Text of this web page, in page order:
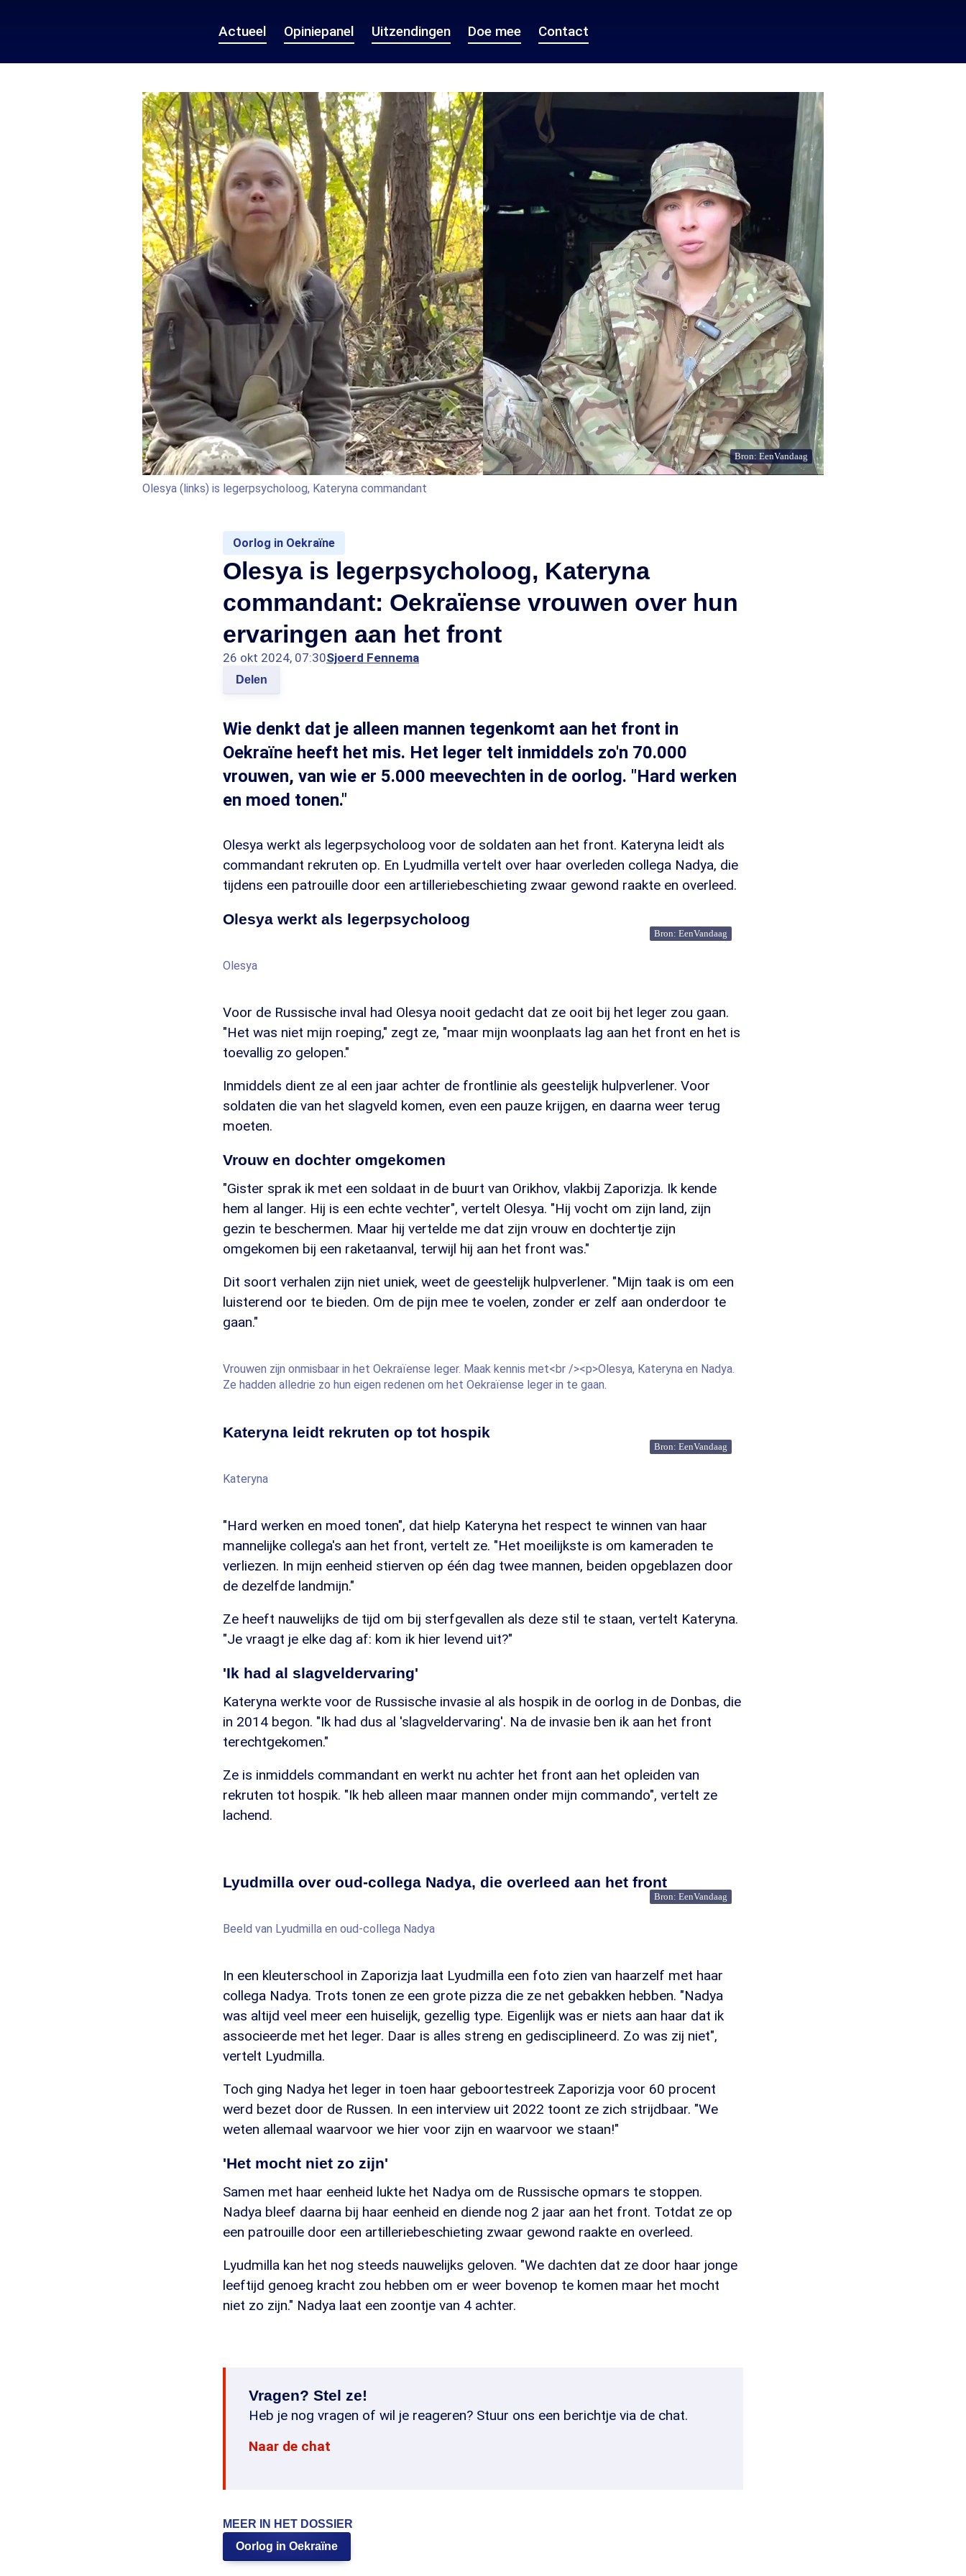
Actueel Opiniepanel Uitzendingen Doe mee Contact
Bron: EenVandaag
Olesya (links) is legerpsycholoog, Kateryna commandant
Oorlog in Oekraïne
Olesya is legerpsycholoog, Kateryna
commandant: Oekraïense vrouwen over hun
ervaringen aan het front
26 okt 2024, 07:30Sjoerd Fennema
Delen
Wie denkt dat je alleen mannen tegenkomt aan het front in
Oekraïne heeft het mis. Het leger telt inmiddels zo'n 70.000
vrouwen, van wie er 5.000 meevechten in de oorlog. "Hard werken
en moed tonen."
Olesya werkt als legerpsycholoog voor de soldaten aan het front. Kateryna leidt als
commandant rekruten op. En Lyudmilla vertelt over haar overleden collega Nadya, die
tijdens een patrouille door een artilleriebeschieting zwaar gewond raakte en overleed.
Olesya werkt als legerpsycholoog
Bron: EenVandaag
Olesya
Voor de Russische inval had Olesya nooit gedacht dat ze ooit bij het leger zou gaan.
"Het was niet mijn roeping," zegt ze, "maar mijn woonplaats lag aan het front en het is
toevallig zo gelopen."
Inmiddels dient ze al een jaar achter de frontlinie als geestelijk hulpverlener. Voor
soldaten die van het slagveld komen, even een pauze krijgen, en daarna weer terug
moeten.
Vrouw en dochter omgekomen
"Gister sprak ik met een soldaat in de buurt van Orikhov, vlakbij Zaporizja. Ik kende
hem al langer. Hij is een echte vechter", vertelt Olesya. "Hij vocht om zijn land, zijn
gezin te beschermen. Maar hij vertelde me dat zijn vrouw en dochtertje zijn
omgekomen bij een raketaanval, terwijl hij aan het front was."
Dit soort verhalen zijn niet uniek, weet de geestelijk hulpverlener. "Mijn taak is om een
luisterend oor te bieden. Om de pijn mee te voelen, zonder er zelf aan onderdoor te
gaan."
Vrouwen zijn onmisbaar in het Oekraïense leger. Maak kennis met<br /><p>Olesya, Kateryna en Nadya.
Ze hadden alledrie zo hun eigen redenen om het Oekraïense leger in te gaan.
Kateryna leidt rekruten op tot hospik
Bron: EenVandaag
Kateryna
"Hard werken en moed tonen", dat hielp Kateryna het respect te winnen van haar
mannelijke collega's aan het front, vertelt ze. "Het moeilijkste is om kameraden te
verliezen. In mijn eenheid stierven op één dag twee mannen, beiden opgeblazen door
de dezelfde landmijn."
Ze heeft nauwelijks de tijd om bij sterfgevallen als deze stil te staan, vertelt Kateryna.
"Je vraagt je elke dag af: kom ik hier levend uit?"
'Ik had al slagveldervaring'
Kateryna werkte voor de Russische invasie al als hospik in de oorlog in de Donbas, die
in 2014 begon. "Ik had dus al 'slagveldervaring'. Na de invasie ben ik aan het front
terechtgekomen."
Ze is inmiddels commandant en werkt nu achter het front aan het opleiden van
rekruten tot hospik. "Ik heb alleen maar mannen onder mijn commando", vertelt ze
lachend.
Lyudmilla over oud-collega Nadya, die overleed aan het front
Bron: EenVandaag
Beeld van Lyudmilla en oud-collega Nadya
In een kleuterschool in Zaporizja laat Lyudmilla een foto zien van haarzelf met haar
collega Nadya. Trots tonen ze een grote pizza die ze net gebakken hebben. "Nadya
was altijd veel meer een huiselijk, gezellig type. Eigenlijk was er niets aan haar dat ik
associeerde met het leger. Daar is alles streng en gedisciplineerd. Zo was zij niet",
vertelt Lyudmilla.
Toch ging Nadya het leger in toen haar geboortestreek Zaporizja voor 60 procent
werd bezet door de Russen. In een interview uit 2022 toont ze zich strijdbaar. "We
weten allemaal waarvoor we hier voor zijn en waarvoor we staan!"
'Het mocht niet zo zijn'
Samen met haar eenheid lukte het Nadya om de Russische opmars te stoppen.
Nadya bleef daarna bij haar eenheid en diende nog 2 jaar aan het front. Totdat ze op
een patrouille door een artilleriebeschieting zwaar gewond raakte en overleed.
Lyudmilla kan het nog steeds nauwelijks geloven. "We dachten dat ze door haar jonge
leeftijd genoeg kracht zou hebben om er weer bovenop te komen maar het mocht
niet zo zijn." Nadya laat een zoontje van 4 achter.
Vragen? Stel ze!
Heb je nog vragen of wil je reageren? Stuur ons een berichtje via de chat.
Naar de chat
MEER IN HET DOSSIER
Oorlog in Oekraïne